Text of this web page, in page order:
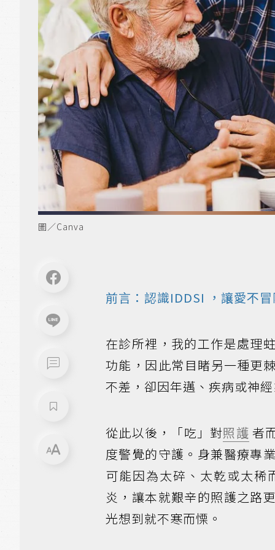
圖／Canva
前言：認識IDDSI ，讓愛不
在診所裡，我的工作是處理
功能，因此常目睹另一種更
不差，卻因年邁、疾病或神
從此以後，「吃」對照護 者
度警覺的守護。身兼醫療專
可能因為太碎、太乾或太
炎，讓本就艱辛的照護之路
光想到就不寒而慄。